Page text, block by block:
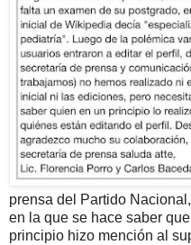
prensa del Partido Nacional,
en la que se hace saber
principio hizo mención al